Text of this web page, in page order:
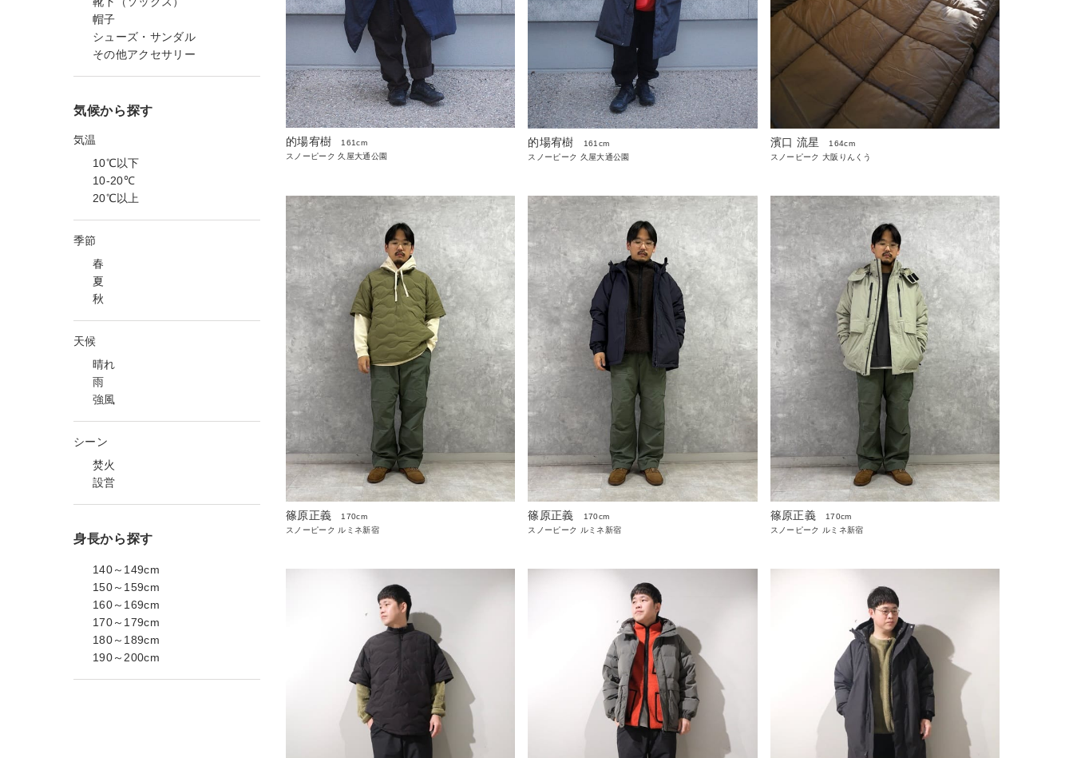
帽子
シューズ・サンダル
その他アクセサリー
気候から探す
気温
10℃以下
10-20℃
20℃以上
季節
春
夏
秋
天候
晴れ
雨
強風
シーン
焚火
設営
身長から探す
140～149cm
150～159cm
160～169cm
170～179cm
180～189cm
190～200cm
的場宥樹
161cm
スノーピーク 久屋大通公園
的場宥樹
161cm
スノーピーク 久屋大通公園
濱口 流星
164cm
スノーピーク 大阪りんくう
篠原正義
170cm
スノーピーク ルミネ新宿
篠原正義
170cm
スノーピーク ルミネ新宿
篠原正義
170cm
スノーピーク ルミネ新宿